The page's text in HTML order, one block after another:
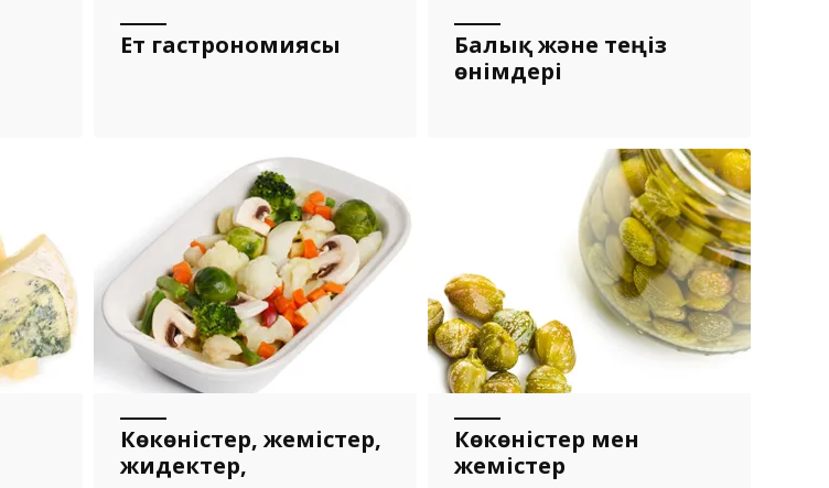
Ет гастрономиясы
Балық және теңіз
өнімдері
Көкөністер, жемістер,
жидектер,
Көкөністер мен
жемістер